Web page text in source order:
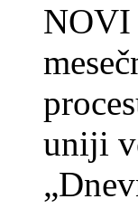
NOVI
uniji